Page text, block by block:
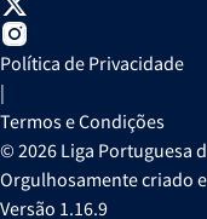
Política de Privacidade
|
Termos e Condições
© 2026 Liga Portuguesa
Orgulhosamente criado
Versão 1.16.9